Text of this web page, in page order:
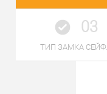
03
ТИП ЗАМКА